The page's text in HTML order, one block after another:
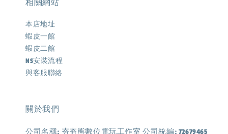
相關網站
本店地址
蝦皮一館
蝦皮二館
NS安裝流程
與客服聯絡
關於我們
公司名稱: 夯夯熊數位電玩工作室 公司統編: 72679465